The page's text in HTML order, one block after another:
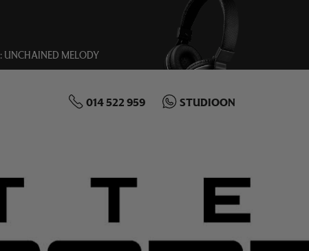
UNCHAINED MELODY
014 522 959 STUDIOON